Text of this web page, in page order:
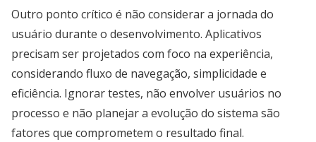
Outro ponto crítico é não considerar a jornada do
usuário durante o desenvolvimento. Aplicativos
precisam ser projetados com foco na experiência,
considerando fluxo de navegação, simplicidade e
eficiência. Ignorar testes, não envolver usuários no
processo e não planejar a evolução do sistema são
fatores que comprometem o resultado final.